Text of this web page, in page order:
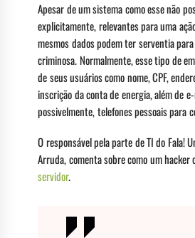
Apesar de um sistema como esse não
explicitamente, relevantes para uma
mesmos dados podem ter serventia
criminosa. Normalmente, esse tipo de
de seus usuários como nome, CPF,
inscrição da conta de energia, além de
possivelmente, telefones pessoais para
O responsável pela parte de TI do Fala!
Arruda, comenta sobre como um hacker
servidor.